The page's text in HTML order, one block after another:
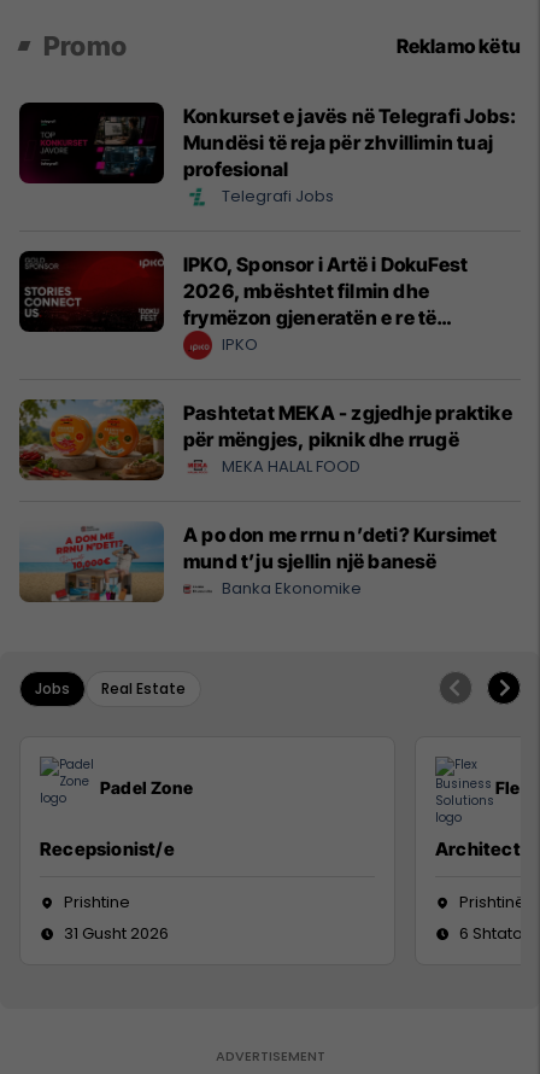
Promo Reklamo këtu
Konkurset e javës në Telegrafi Jobs:
Mundësi të reja për zhvillimin tuaj
profesional
Telegrafi Jobs
IPKO, Sponsor i Artë i DokuFest
2026, mbështet filmin dhe
frymëzon gjeneratën e re të
krijuesve
IPKO
Pashtetat MEKA - zgjedhje praktike
për mëngjes, piknik dhe rrugë
MEKA HALAL FOOD
A po don me rrnu n’deti? Kursimet
mund t’ju sjellin një banesë
Banka Ekonomike
Jobs Real Estate
Padel Zone
Recepsionist/e
Prishtine
31 Gusht 2026
Flex
Architect
Prishtinë
6 Shtator